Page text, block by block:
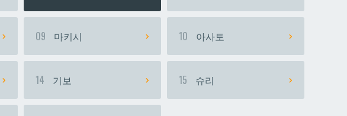
09 마키시 10 아사토
14 기보 15 슈리